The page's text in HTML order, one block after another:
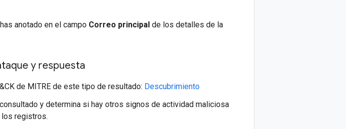
anotado en el campo Correo principal de los detalles de la
y respuesta
de MITRE de este tipo de resultado: Descubrimiento
y determina si hay otros signos de actividad maliciosa
los registros.